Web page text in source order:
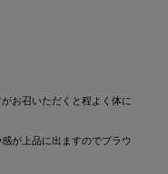
お召いただくと程よく体に
が上品に出ますのでブラウ